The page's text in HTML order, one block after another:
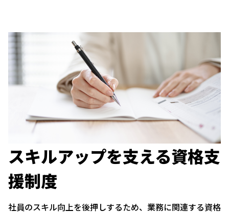
スキルアップを支える資格支
援制度
社員のスキル向上を後押しするため、業務に関連する資格